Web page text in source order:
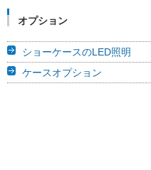
オプション
ショーケースのLED照明
ケースオプション